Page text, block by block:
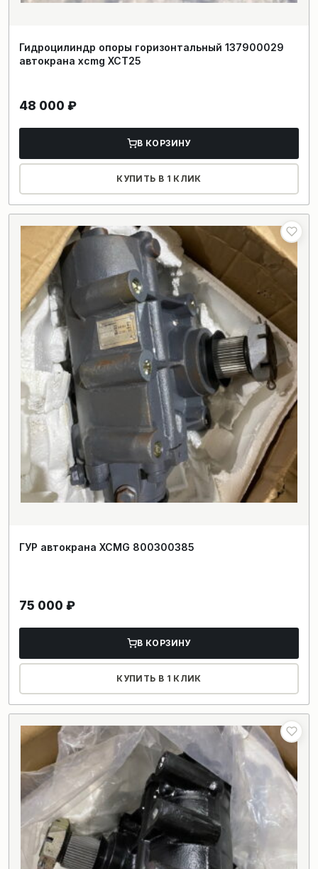
Гидроцилиндр опоры горизонтальный 137900029
автокрана xcmg XCT25
48 000 ₽
В КОРЗИНУ
КУПИТЬ В 1 КЛИК
ГУР автокрана XCMG 800300385
75 000 ₽
В КОРЗИНУ
КУПИТЬ В 1 КЛИК